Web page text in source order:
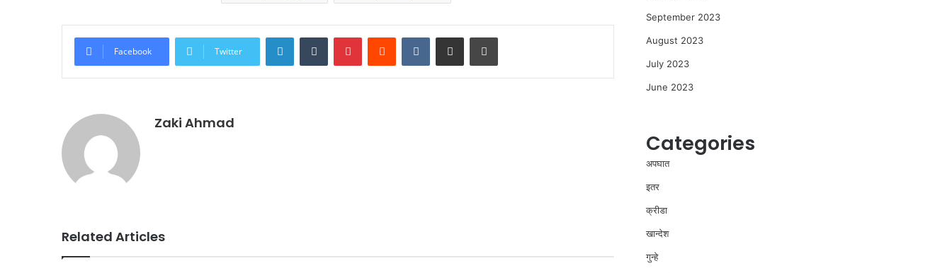
Facebook Twitter
LinkedInTumblr PinterestReddit VKontakteShare via Email Print
Zaki Ahmad
Related Articles
September 2023
August 2023
July 2023
June 2023
Categories
अपघात
इतर
क्रीडा
खान्देश
गुन्हे